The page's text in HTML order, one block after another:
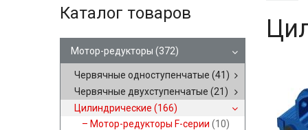
Каталог товаров
Мотор-редукторы (372)
Червячные одноступенчатые (41)
Червячные двухступенчатые (21)
Цилиндрические (166)
Мотор-редукторы F-серии (10)